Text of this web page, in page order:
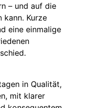
– und auf die
kann. Kurze
eine einmalige
in Qualität,
mit klarer